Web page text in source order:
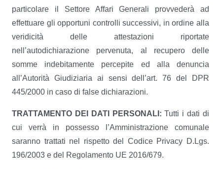
particolare il Settore Affari Generali provvederà ad
effettuare gli opportuni controlli successivi, in ordine alla
veridicità delle attestazioni riportate
nell’autodichiarazione pervenuta, al recupero delle
somme indebitamente percepite ed alla denuncia
all’Autorità Giudiziaria ai sensi dell’art. 76 del DPR
445/2000 in caso di false dichiarazioni.
TRATTAMENTO DEI DATI PERSONALI: Tutti i dati di
cui verrà in possesso l’Amministrazione comunale
saranno trattati nel rispetto del Codice Privacy D.Lgs.
196/2003 e del Regolamento UE 2016/679.